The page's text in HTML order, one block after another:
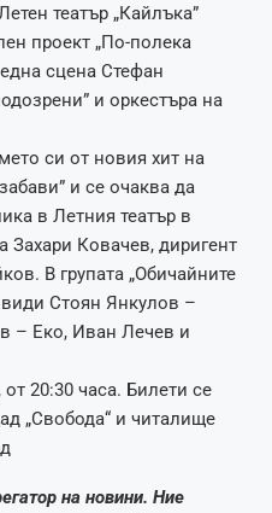
театър „Кайлъка”
проект „По-полека
сцена Стефан
и оркестъра на
си от новия хит на
и се очаква да
в Летния театър в
Захари Ковачев, диригент
В групата „Обичайните
Стоян Янкулов –
– Еко, Иван Лечев и
20:30 часа. Билети се
„Свобода“ и читалище
на новини. Ние